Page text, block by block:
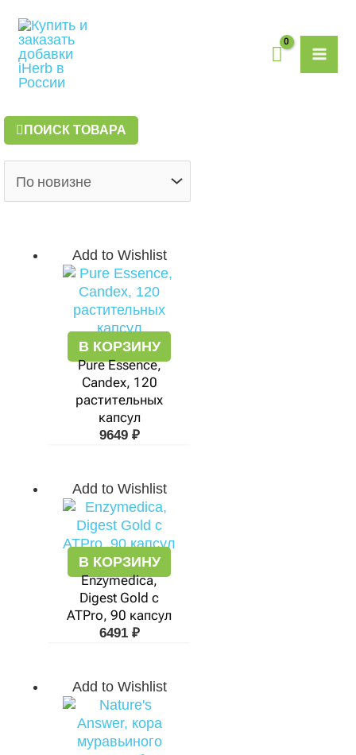
содержимому
ПОИСК ТОВАРА
Add to Wishlist
В КОРЗИНУ
Pure Essence,
Candex, 120
растительных
капсул
9649 ₽
Add to Wishlist
В КОРЗИНУ
Enzymedica,
Digest Gold с
ATPro, 90 капсул
6491 ₽
Add to Wishlist